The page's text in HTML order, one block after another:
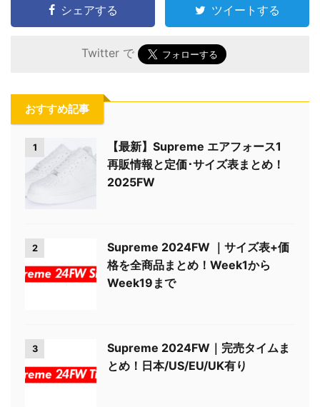
シェアする ツイートする
Twitter で
おすすめ記事
1
【最新】Supreme エアフォース1
再販情報と定価･サイズ表まとめ！
2025FW
2
Supreme 2024FW ｜サイズ表+価
格を全商品まとめ！Week1から
Week19まで
3
Supreme 2024FW｜完売タイムま
とめ！日本/US/EU/UK有り